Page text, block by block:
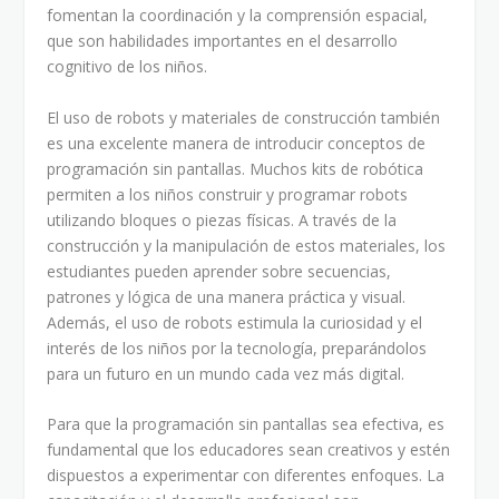
fomentan la coordinación y la comprensión espacial,
que son habilidades importantes en el desarrollo
cognitivo de los niños.
El uso de robots y materiales de construcción también
es una excelente manera de introducir conceptos de
programación sin pantallas. Muchos kits de robótica
permiten a los niños construir y programar robots
utilizando bloques o piezas físicas. A través de la
construcción y la manipulación de estos materiales, los
estudiantes pueden aprender sobre secuencias,
patrones y lógica de una manera práctica y visual.
Además, el uso de robots estimula la curiosidad y el
interés de los niños por la tecnología, preparándolos
para un futuro en un mundo cada vez más digital.
Para que la programación sin pantallas sea efectiva, es
fundamental que los educadores sean creativos y estén
dispuestos a experimentar con diferentes enfoques. La